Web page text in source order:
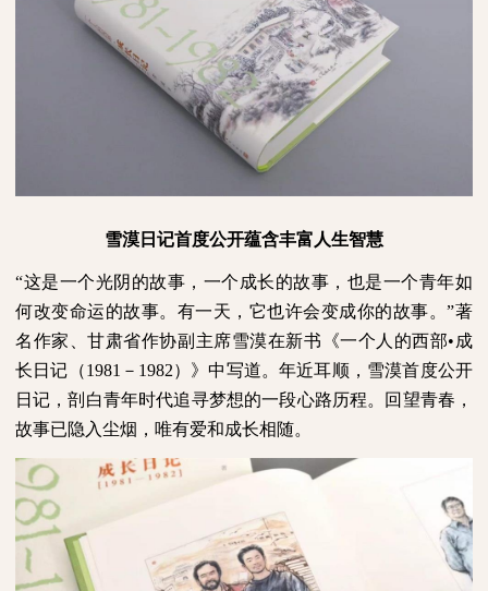
雪漠日记首度公开蕴含丰富人生智慧
“这是一个光阴的故事，一个成长的故事，也是一个青年如
何改变命运的故事。有一天，它也许会变成你的故事。”著
名作家、甘肃省作协副主席雪漠在新书《一个人的西部•成
长日记（1981 － 1982）》中写道。年近耳顺，雪漠首度公开
日记，剖白青年时代追寻梦想的一段心路历程。回望青春，
故事已隐入尘烟，唯有爱和成长相随。